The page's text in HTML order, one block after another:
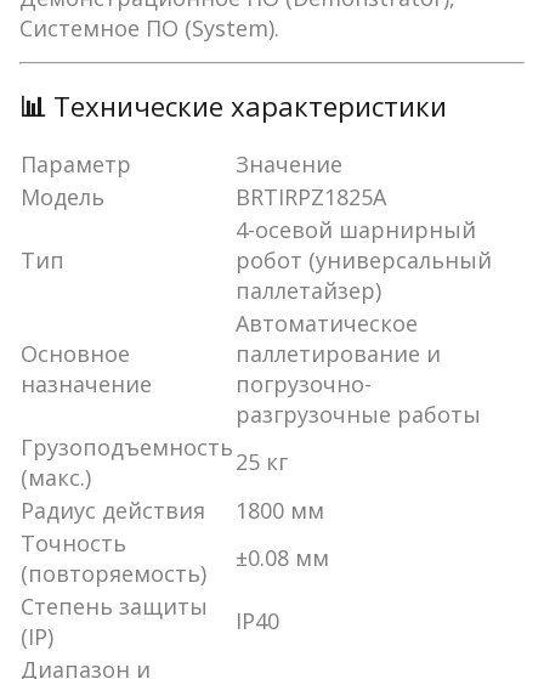
Системное ПО (System).
📊 Технические характеристики
Параметр
Значение
Модель
BRTIRPZ1825A
Тип
4-осевой шарнирный
робот (универсальный
паллетайзер)
Основное
назначение
Автоматическое
паллетирование и
погрузочно-
разгрузочные работы
Грузоподъемность
(макс.)
25 кг
Радиус действия
1800 мм
Точность
(повторяемость)
±0.08 мм
Степень защиты
(IP)
IP40
Диапазон и